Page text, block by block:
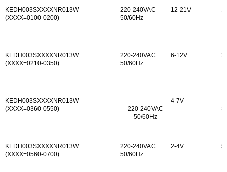
KEDH003SXXXXNR01
(XXXX=0100-0200)
3W
220-240VAC
50/60Hz
12-21V
KEDH003SXXXXNR01
(XXXX=0210-0350)
3W
220-240VAC
50/60Hz
6-12V
KEDH003SXXXXNR01
(XXXX=0360-0550)
3W
220-240VAC
50/60Hz
4-7V
KEDH003SXXXXNR01
(XXXX=0560-0700)
3W
220-240VAC
50/60Hz
2-4V